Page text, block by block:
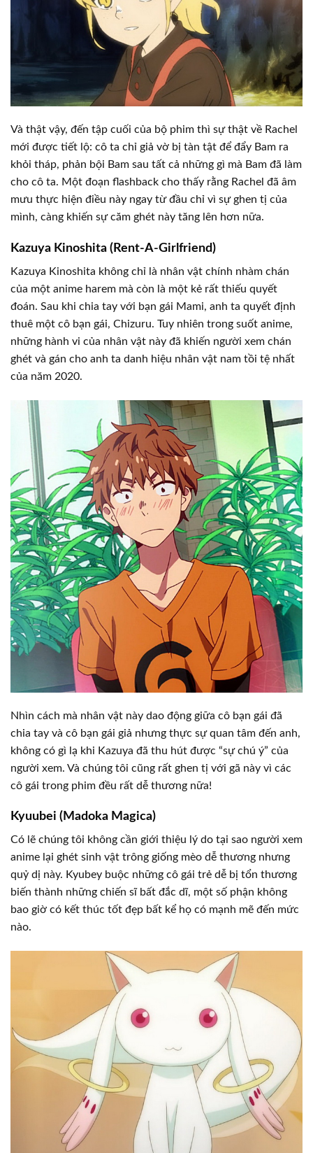
Và thật vậy, đến tập cuối của bộ phim thì sự thật về Rachel
mới được tiết lộ: cô ta chỉ giả vờ bị tàn tật để đẩy Bam ra
khỏi tháp, phản bội Bam sau tất cả những gì mà Bam đã làm
cho cô ta. Một đoạn flashback cho thấy rằng Rachel đã âm
mưu thực hiện điều này ngay từ đầu chỉ vì sự ghen tị của
mình, càng khiến sự căm ghét này tăng lên hơn nữa.
Kazuya Kinoshita (Rent-A-Girlfriend)
Kazuya Kinoshita không chỉ là nhân vật chính nhàm chán
của một anime harem mà còn là một kẻ rất thiếu quyết
đoán. Sau khi chia tay với bạn gái Mami, anh ta quyết định
thuê một cô bạn gái, Chizuru. Tuy nhiên trong suốt anime,
những hành vi của nhân vật này đã khiến người xem chán
ghét và gán cho anh ta danh hiệu nhân vật nam tồi tệ nhất
của năm 2020.
Nhìn cách mà nhân vật này dao động giữa cô bạn gái đã
chia tay và cô bạn gái giả nhưng thực sự quan tâm đến anh,
không có gì lạ khi Kazuya đã thu hút được “sự chú ý” của
người xem. Và chúng tôi cũng rất ghen tị với gã này vì các
cô gái trong phim đều rất dễ thương nữa!
Kyuubei (Madoka Magica)
Có lẽ chúng tôi không cần giới thiệu lý do tại sao người xem
anime lại ghét sinh vật trông giống mèo dễ thương nhưng
quỷ dị này. Kyubey buộc những cô gái trẻ dễ bị tổn thương
biến thành những chiến sĩ bất đắc dĩ, một số phận không
bao giờ có kết thúc tốt đẹp bất kể họ có mạnh mẽ đến mức
nào.